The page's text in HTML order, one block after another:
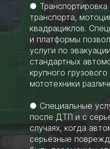
● Транспортировка
транспорта,
квадрациклов.
и платформы
услуги по
стандартных
крупного
мототехники
● Специальные
после ДТП и с
случаях, когда
серьезные